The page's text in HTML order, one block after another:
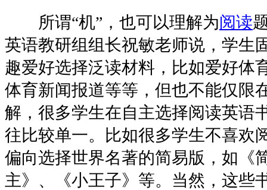
所谓“机”，也可以理解为阅读
英语教研组组长祝敏老师说，学生
趣爱好选择泛读材料，比如爱好体
体育新闻报道等等，但也不能仅限
解，很多学生在自主选择阅读英语
往比较单一。比如很多学生不喜欢
偏向选择世界名著的简易版，如《
主》、《小王子》等。当然，这些